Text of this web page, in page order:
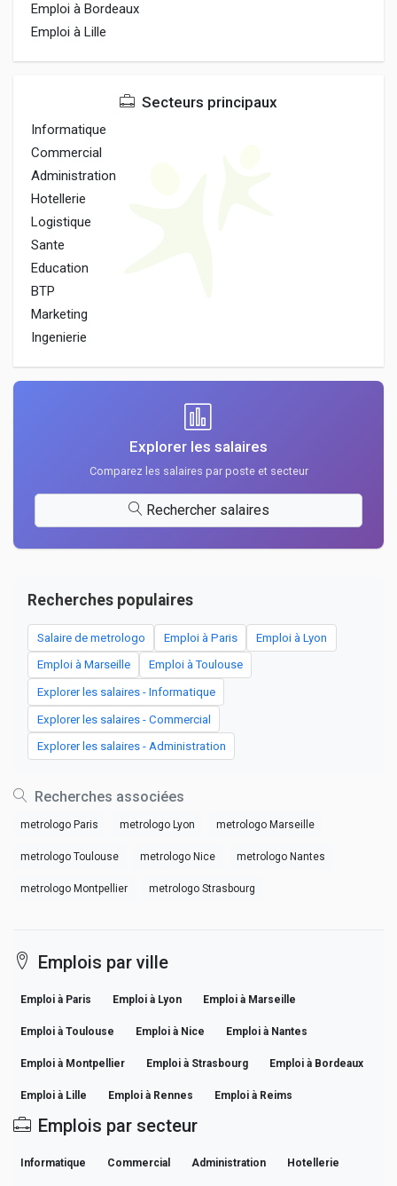
Emploi à Bordeaux
Emploi à Lille
Secteurs principaux
Informatique
Commercial
Administration
Hotellerie
Logistique
Sante
Education
BTP
Marketing
Ingenierie
Explorer les salaires
Comparez les salaires par poste et secteur
Rechercher salaires
Recherches populaires
Salaire de metrologo Emploi à Paris Emploi à Lyon
Emploi à Marseille Emploi à Toulouse
Explorer les salaires - Informatique
Explorer les salaires - Commercial
Explorer les salaires - Administration
Recherches associées
metrologo Paris metrologo Lyon metrologo Marseille
metrologo Toulouse metrologo Nice metrologo Nantes
metrologo Montpellier metrologo Strasbourg
Emplois par ville
Emploi à Paris Emploi à Lyon Emploi à Marseille
Emploi à Toulouse Emploi à Nice Emploi à Nantes
Emploi à Montpellier Emploi à Strasbourg Emploi à Bordeaux
Emploi à Lille Emploi à Rennes Emploi à Reims
Emplois par secteur
Informatique Commercial Administration Hotellerie